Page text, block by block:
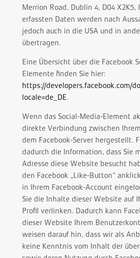
Merrion Road, Dublin 4, D04 X2K5,
erfassten Daten werden nach
jedoch auch in die USA und in
übertragen.
Eine Übersicht über die Facebook
Elemente finden Sie hier:
https://developers.facebook.com/
locale=de_DE.
Wenn das Social-Media-Element
direkte Verbindung zwischen
dem Facebook-Server hergestellt.
dadurch die Information, dass Sie
Adresse diese Website besucht
den Facebook „Like-Button“
in Ihrem Facebook-Account
Sie die Inhalte dieser Website auf
Profil verlinken. Dadurch kann
dieser Website Ihrem
weisen darauf hin, dass wir als
keine Kenntnis vom Inhalt der